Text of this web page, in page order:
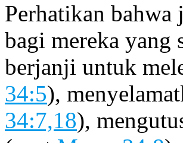
Perhatikan
bagi mereka yang
berjanji untuk
34:5),
34:7,18),